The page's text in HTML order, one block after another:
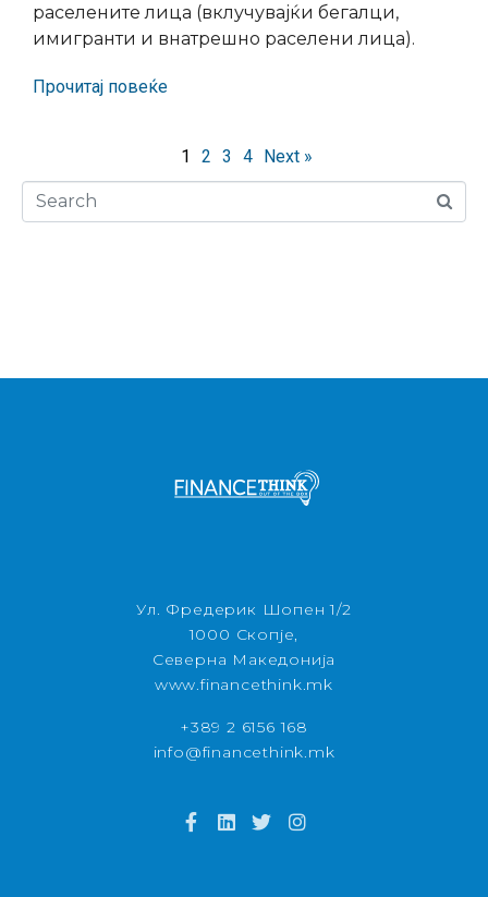
раселените лица (вклучувајќи бегалци,
имигранти и внатрешно раселени лица).
Прочитај повеќе
1 2 3 4 Next »
Ул. Фредерик Шопен 1/2
1000 Скопје,
Северна Македонија
www.financethink.mk
+389 2 6156 168
info@financethink.mk